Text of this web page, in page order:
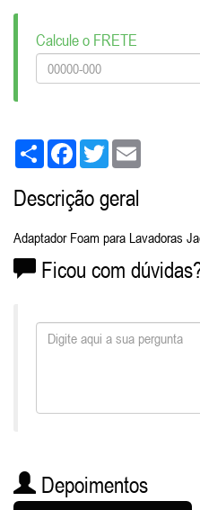
Calcule o FRETE
Share FacebookTwitter
Descrição geral
Adaptador Foam para Lavadoras
Ficou com
Depoimentos